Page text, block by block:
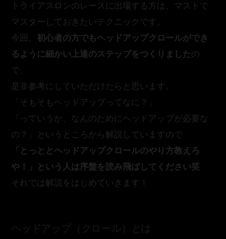
トライアスロンのレースに出場する方は、マストで
マスターしておきたいテクニックです。
今回、 初心者の方でもヘッドアップクロールができ
るように細かい上達のステップをつくりましたの
で、
是非参考にしていただけたらと思います。
「そもそもヘッドアップってなに？」
「っていうか、なんのためにヘッドアップが必要な
の？」というところから解説していますので
「とっととヘッドアップクロールのやり方教えろ
や！」という人は序盤を読み飛ばしてください笑
それでは解説をはじめていきます！